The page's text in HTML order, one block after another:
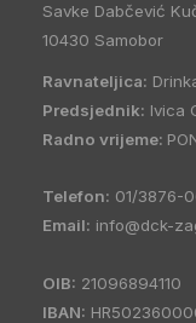
Savke Dabčević
10430 Samobor
Ravnateljica:
Predsjednik: Ivica
Radno vrijeme:
Telefon: 01/3876-
Email: info@dck-
OIB: 21096894110
IBAN: